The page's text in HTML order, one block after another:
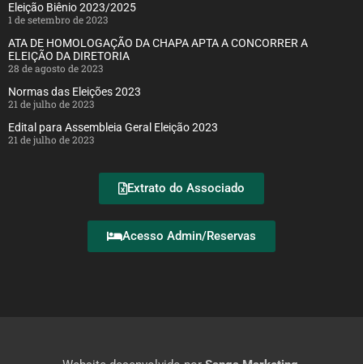
Eleição Biênio 2023/2025
1 de setembro de 2023
ATA DE HOMOLOGAÇÃO DA CHAPA APTA A CONCORRER A
ELEIÇÃO DA DIRETORIA
28 de agosto de 2023
Normas das Eleições 2023
21 de julho de 2023
Edital para Assembleia Geral Eleição 2023
21 de julho de 2023
Extrato do Associado
Acesso Admin/Reservas